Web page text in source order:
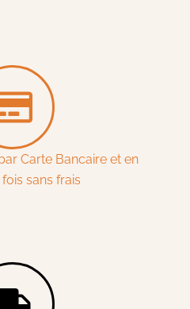
Carte Bancaire et en
sans frais